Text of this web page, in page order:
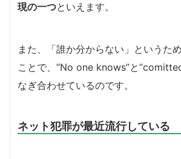
現の一つといえます。
また、「誰か分からない」というた
ことで、”No one knows”と
なぎ合わせているのです。
ネット犯罪が最近流行している